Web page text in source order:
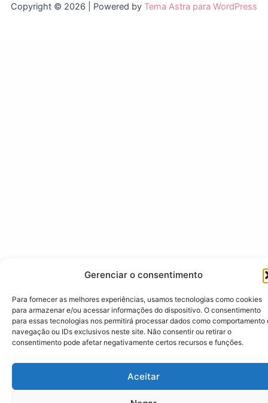
Gerenciar o consentimento
Para fornecer as melhores experiências, usamos tecnologias como cookies
para armazenar e/ou acessar informações do dispositivo. O consentimento
para essas tecnologias nos permitirá processar dados como comportamento
navegação ou IDs exclusivos neste site. Não consentir ou retirar o
consentimento pode afetar negativamente certos recursos e funções.
Aceitar
Copyright © 2026 | Powered by Tema Astra para WordPress